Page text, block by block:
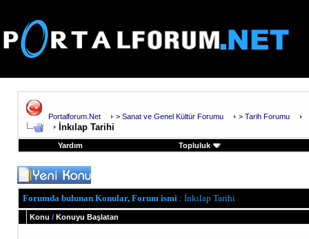
Portalforum.Net > Sanat ve Genel Kültür Forumu > Tarih Forumu
İnkılap Tarihi
Yardım Topluluk
Forumda bulunan Konular, Forum ismi : İnkılap Tarihi
Konu / Konuyu Başlatan